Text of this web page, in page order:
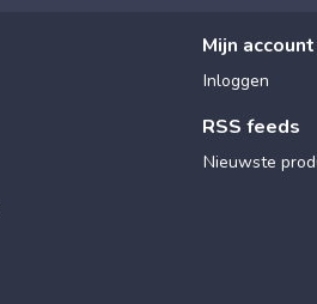
Mijn account
Inloggen
RSS feeds
Nieuwste